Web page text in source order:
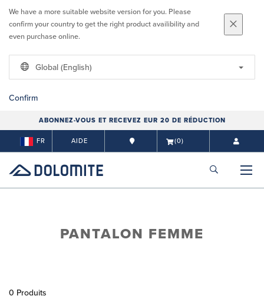
We have a more suitable website version for you. Please
confirm your country to get the right product availibility and
even purchase online.
Global (English)
Confirm
ABONNEZ-VOUS ET RECEVEZ EUR 20 DE RÉDUCTION
FR AIDE (0)
PANTALON FEMME
0 Produits